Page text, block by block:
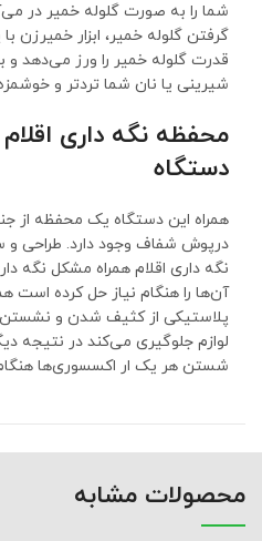
شما را به صورت گلوله خمیر در
گرفتن گلوله خمیر، ابزار خمیرزن
قدرت گلوله خمیر را ورز می‌دهد
شیرینی یا نان شما تردتر و
محفظه نگه داری
دستگاه
همراه این دستگاه یک محفظه از
درپوش شفاف وجود دارد. طراحی
نگه داری اقلام همراه مشکل نگه
آن‌ها را هنگام نیاز حل کرده است
پلاستیکی از کثیف شدن و نشستن
لوازم جلوگیری می‌کند در نتیجه
شستن هر یک ار اکسسوری‌ها
محصولات مشابه